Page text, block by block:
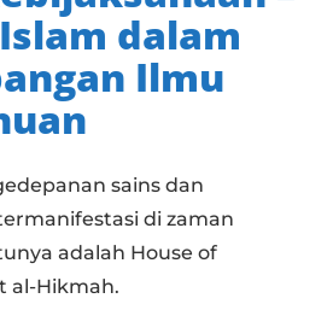
dalam
Ilmu
sains dan
di zaman
adalah House of
al-Hikmah.